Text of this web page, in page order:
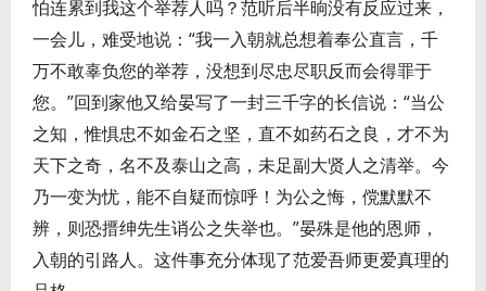
怕连累到我这个举荐人吗？范听后半晌没有反应过来，
一会儿，难受地说：“我一入朝就总想着奉公直言，千
万不敢辜负您的举荐，没想到尽忠尽职反而会得罪于
您。”回到家他又给晏写了一封三千字的长信说：“当公
之知，惟惧忠不如金石之坚，直不如药石之良，才不为
天下之奇，名不及泰山之高，未足副大贤人之清举。今
乃一变为忧，能不自疑而惊呼！为公之悔，傥默默不
辨，则恐搢绅先生诮公之失举也。”晏殊是他的恩师，
入朝的引路人。这件事充分体现了范爱吾师更爱真理的